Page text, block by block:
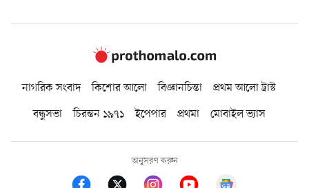
নাগরিক সংবাদ কিশোর আলো বিজ্ঞানচিন্তা
প্রথম আলো ট্রাস্ট
বন্ধুসভা
চিরন্তন ১৯৭১ ইপেপার প্রথমা মোবাইল ভ্যাস
অনুসরণ করুন